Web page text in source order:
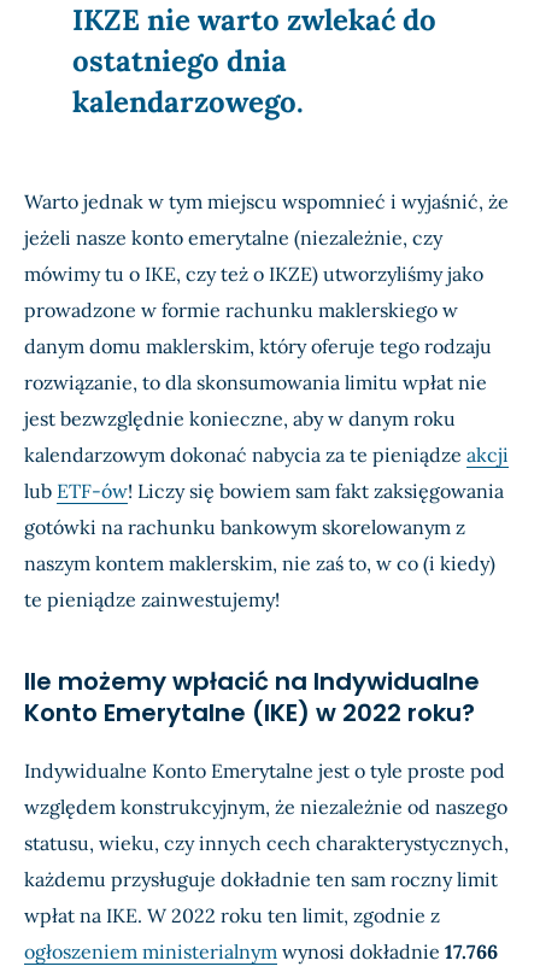
IKZE nie warto zwlekać do
ostatniego dnia
kalendarzowego.
Warto jednak w tym miejscu wspomnieć i wyjaśnić, że
jeżeli nasze konto emerytalne (niezależnie, czy
mówimy tu o IKE, czy też o IKZE) utworzyliśmy jako
prowadzone w formie rachunku maklerskiego w
danym domu maklerskim, który oferuje tego rodzaju
rozwiązanie, to dla skonsumowania limitu wpłat nie
jest bezwzględnie konieczne, aby w danym roku
kalendarzowym dokonać nabycia za te pieniądze akcji
lub ETF-ów! Liczy się bowiem sam fakt zaksięgowania
gotówki na rachunku bankowym skorelowanym z
naszym kontem maklerskim, nie zaś to, w co (i kiedy)
te pieniądze zainwestujemy!
Ile możemy wpłacić na Indywidualne
Konto Emerytalne (IKE) w 2022 roku?
Indywidualne Konto Emerytalne jest o tyle proste pod
względem konstrukcyjnym, że niezależnie od naszego
statusu, wieku, czy innych cech charakterystycznych,
każdemu przysługuje dokładnie ten sam roczny limit
wpłat na IKE. W 2022 roku ten limit, zgodnie z
ogłoszeniem ministerialnym wynosi dokładnie 17.766